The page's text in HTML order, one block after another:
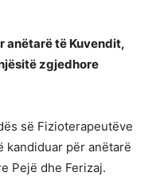
anëtarë të Kuvendit,
zgjedhore
së Fizioterapeutëve
kandiduar për anëtarë
Pejë dhe Ferizaj.